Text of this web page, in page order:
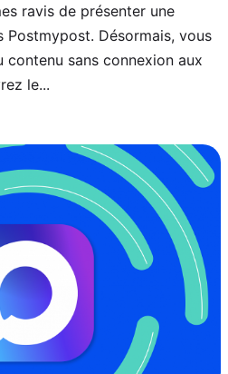
ravis de présenter une
Postmypost. Désormais, vous
sans connexion aux
le...